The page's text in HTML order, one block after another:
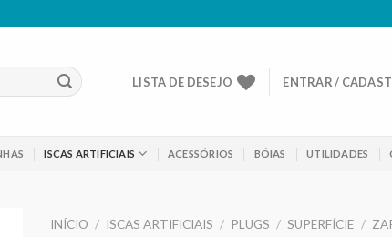
LISTA DE DESEJO ENTRAR /
ISCAS ARTIFICIAIS ACESSÓRIOS BÓIAS UTILIDADES
INÍCIO / ISCAS ARTIFICIAIS / PLUGS / SUPERFÍCIE /